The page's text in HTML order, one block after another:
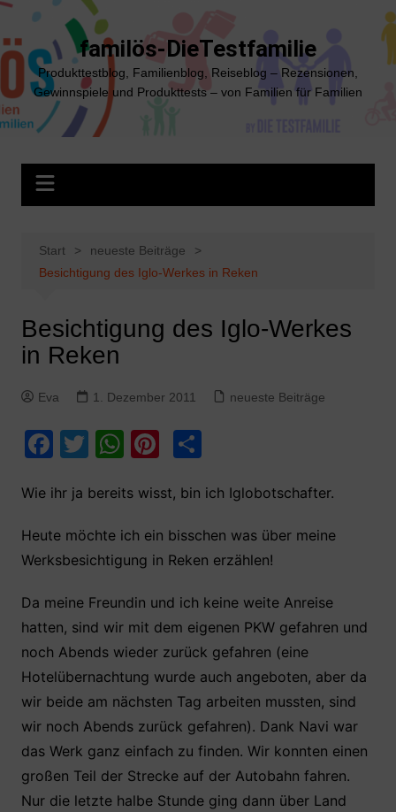
Zum
springen
familös-DieTestfamilie
Produkttestblog, Familienblog, Reiseblog – Rezensionen,
Gewinnspiele und Produkttests – von Familien für Familien
Start
neueste Beiträge
Besichtigung des Iglo-Werkes in Reken
Besichtigung des Iglo-Werkes
in Reken
Eva 1. Dezember 2011 neueste Beiträge
F
c
e
b
o
k
T
itt
er
W
at
s
A
p
Pi
er
e
st
T
le
n
Wie ihr ja bereits wisst, bin ich Iglobotschafter.
Heute möchte ich ein bisschen was über meine
Werksbesichtigung in Reken erzählen!
Da meine Freundin und ich keine weite Anreise
hatten, sind wir mit dem eigenen PKW gefahren und
noch Abends wieder zurück gefahren (eine
Hotelübernachtung wurde auch angeboten, aber da
wir beide am nächsten Tag arbeiten mussten, sind
wir noch Abends zurück gefahren). Dank Navi war
das Werk ganz einfach zu finden. Wir konnten einen
großen Teil der Strecke auf der Autobahn fahren.
Nur die letzte halbe Stunde ging dann über Land